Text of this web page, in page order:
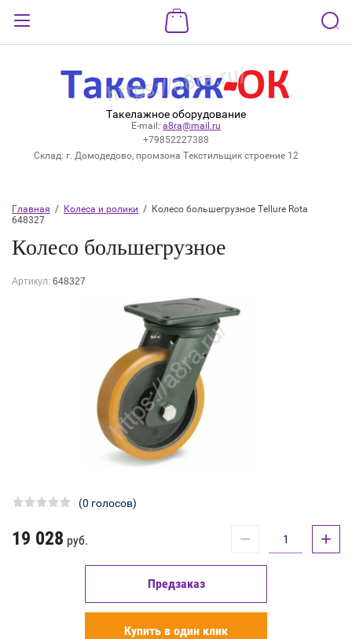
ВХОД В КАБИНЕТ
Регистрация
Такелажное оборудование
E-mail: a8ra@mail.ru
+79852227388
Склад: г. Домодедово, промзона Текстильщик строение 12
Главная
  /
Колеса и ролики
  /  Колесо большегрузное Tellure Rota
648327
Колесо большегрузное
Артикул: 648327
(0 голосов)
19 028 руб. − +
Предзаказ
Купить в один клик